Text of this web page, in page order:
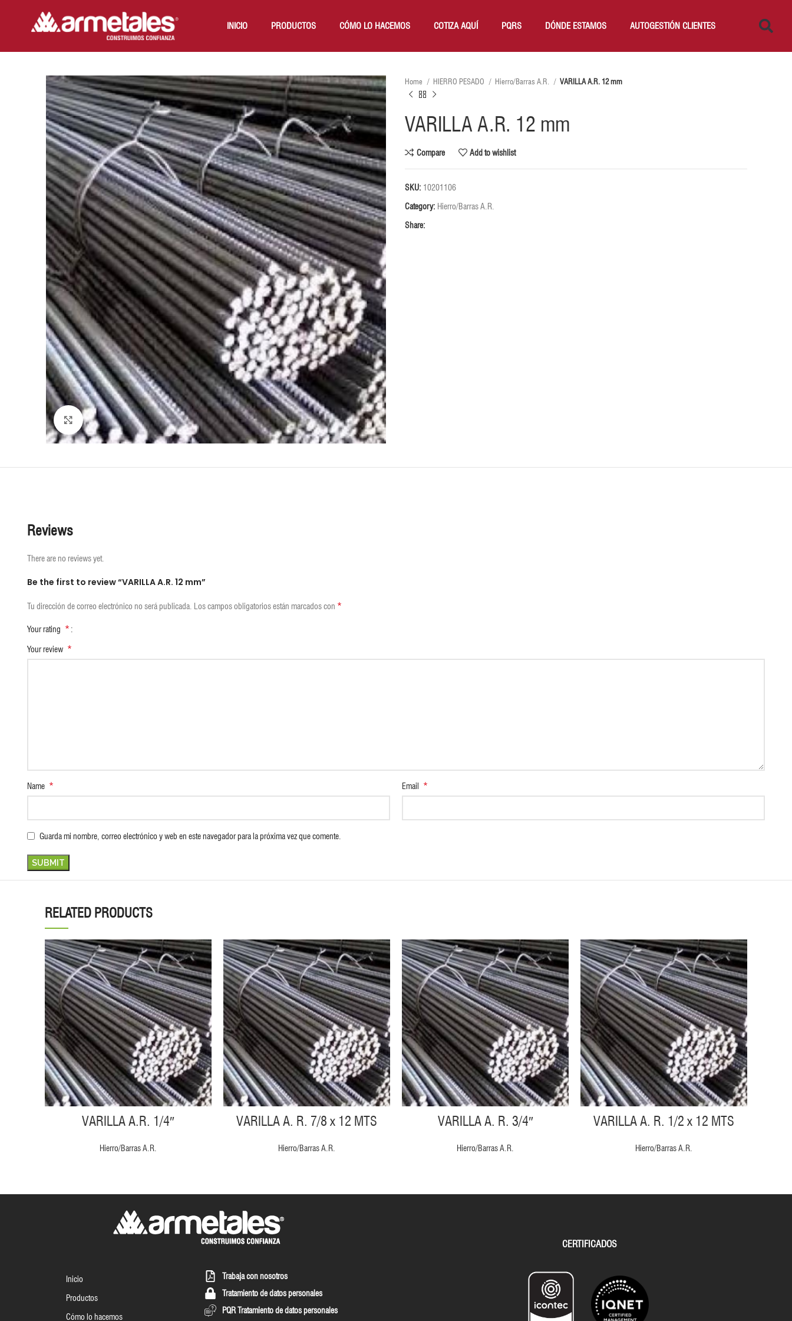
INICIO PRODUCTOS CÓMO LO HACEMOS COTIZA AQUÍ PQRS DÓNDE ESTAMOS AUTOGESTIÓN CLIENTES
Click to enlarge
Home HIERRO PESADO Hierro/Barras A.R. VARILLA A.R. 12 mm
VARILLA A.R. 12 mm
Compare Add to wishlist
SKU: 10201106
Category: Hierro/Barras A.R.
Share:
Reviews
There are no reviews yet.
Be the first to review “VARILLA A.R. 12 mm”
Tu dirección de correo electrónico no será publicada. Los campos obligatorios están marcados con *
Your rating *
Your review *
Name * Email *
Guarda mi nombre, correo electrónico y web en este navegador para la próxima vez que comente.
RELATED PRODUCTS
VARILLA A.R. 1/4″
Hierro/Barras A.R.
VARILLA A. R. 7/8 x 12 MTS
Hierro/Barras A.R.
VARILLA A. R. 3/4″
Hierro/Barras A.R.
VARILLA A. R. 1/2 x 12 MTS
Hierro/Barras A.R.
Inicio
Productos
Cómo lo hacemos
Trabaja con nosotros
Tratamiento de datos personales
PQR Tratamiento de datos personales
CERTIFICADOS